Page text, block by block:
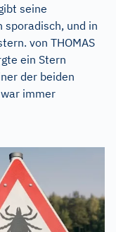
seine
sporadisch, und in
von THOMAS
ein Stern
der beiden
immer